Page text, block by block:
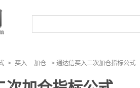
> 买入 加仓 > 通达信买入二次加仓指标公式